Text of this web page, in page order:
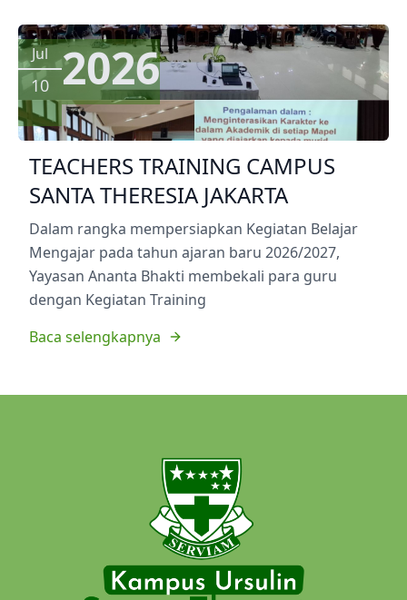
Jul
10 2026
TEACHERS TRAINING CAMPUS
SANTA THERESIA JAKARTA
Dalam rangka mempersiapkan Kegiatan Belajar
Mengajar pada tahun ajaran baru 2026/2027,
Yayasan Ananta Bhakti membekali para guru
dengan Kegiatan Training
Baca selengkapnya